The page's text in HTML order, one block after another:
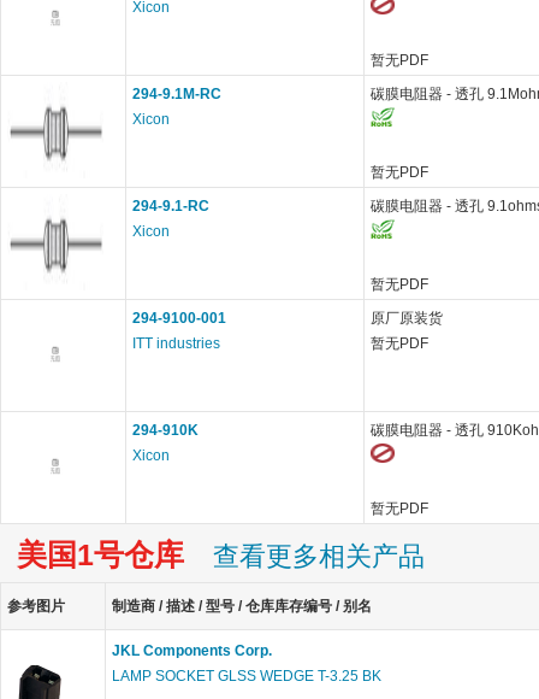
Xicon
暂无PDF
294-9.1M-RC
Xicon
碳膜电阻器 - 透孔
暂无PDF
294-9.1-RC
Xicon
碳膜电阻器 - 透孔
暂无PDF
294-9100-001
ITT industries
原厂原装货
暂无PDF
294-910K
Xicon
碳膜电阻器 - 透孔
暂无PDF
美国1号仓库 查看更多相关产品
参考图片 制造商 / 描述 / 型号 / 仓库库存编号 / 别名
JKL Components Corp.
LAMP SOCKET GLSS WEDGE T-3.25 BK